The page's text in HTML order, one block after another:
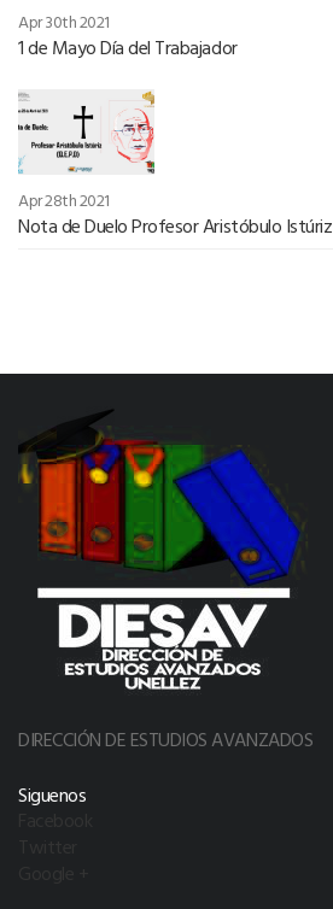
Apr 30th 2021
1 de Mayo Día del Trabajador
Apr 28th 2021
Nota de Duelo Profesor Aristóbulo Istúriz
DIRECCIÓN DE ESTUDIOS AVANZADOS
Siguenos